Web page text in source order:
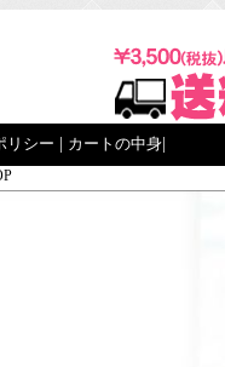
リシー カートの中身|